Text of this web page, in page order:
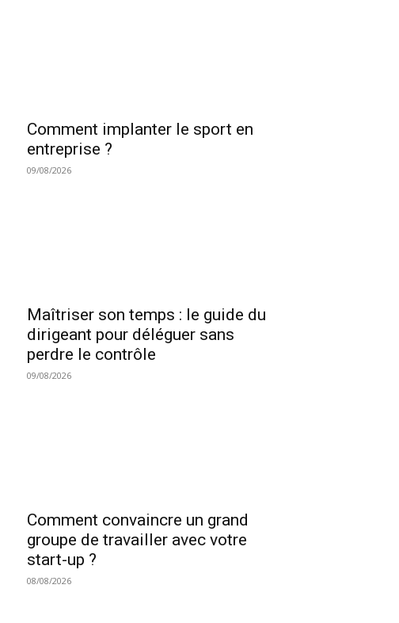
Comment implanter le sport en
entreprise ?
09/08/2026
Maîtriser son temps : le guide du
dirigeant pour déléguer sans
perdre le contrôle
09/08/2026
Comment convaincre un grand
groupe de travailler avec votre
start-up ?
08/08/2026